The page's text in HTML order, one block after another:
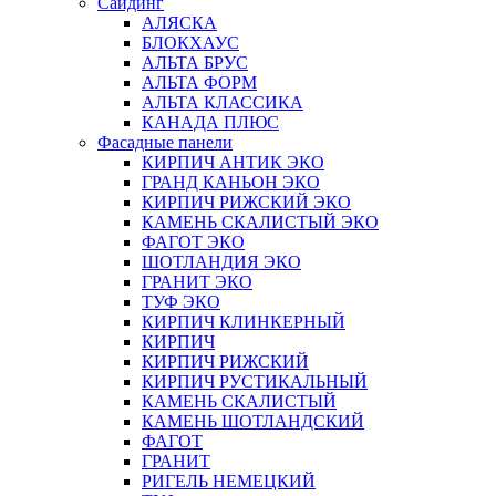
АЛЯСКА
БЛОКХАУС
АЛЬТА БРУС
АЛЬТА ФОРМ
АЛЬТА КЛАССИКА
КАНАДА ПЛЮС
Фасадные панели
КИРПИЧ АНТИК ЭКО
ГРАНД КАНЬОН ЭКО
КИРПИЧ РИЖСКИЙ ЭКО
КАМЕНЬ СКАЛИСТЫЙ ЭКО
ФАГОТ ЭКО
ШОТЛАНДИЯ ЭКО
ГРАНИТ ЭКО
ТУФ ЭКО
КИРПИЧ КЛИНКЕРНЫЙ
КИРПИЧ
КИРПИЧ РИЖСКИЙ
КИРПИЧ РУСТИКАЛЬНЫЙ
КАМЕНЬ СКАЛИСТЫЙ
КАМЕНЬ ШОТЛАНДСКИЙ
ФАГОТ
ГРАНИТ
РИГЕЛЬ НЕМЕЦКИЙ